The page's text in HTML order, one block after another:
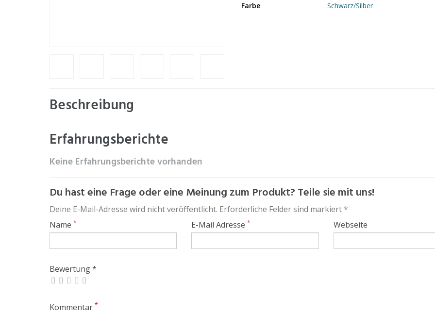
Farbe
Schwarz/Silber
Beschreibung
Erfahrungsberichte
Keine Erfahrungsberichte vorhanden
Du hast eine Frage oder eine Meinung zum Produkt? Teile sie mit uns!
Deine E-Mail-Adresse wird nicht veröffentlicht. Erforderliche Felder sind markiert *
Name * E-Mail Adresse* Webseite
Bewertung *
Kommentar *